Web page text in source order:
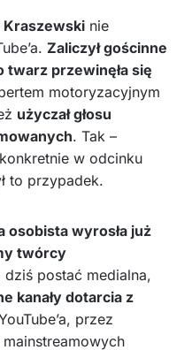
Kraszewski nie
Zaliczył gościnne
przewinęła się
motoryzacyjnym
użyczał głosu
. Tak –
w odcinku
to przypadek.
osobista wyrosła już
twórcy
postać medialna,
kanały dotarcia z
przez